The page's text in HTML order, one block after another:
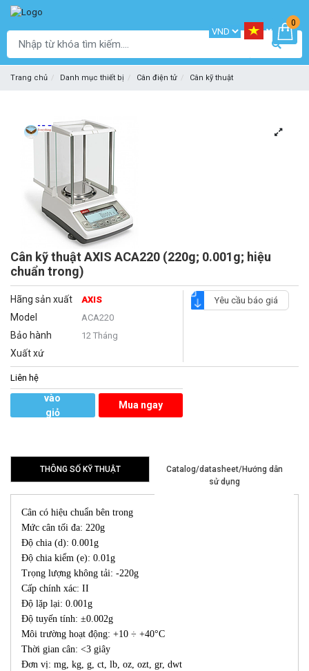
0
Trang chủ Danh mục thiết bị Cân điện tử Cân kỹ thuật
Cân kỹ thuật AXIS ACA220 (220g; 0.001g; hiệu
chuẩn trong)
Hãng sản xuất AXIS
Model ACA220
Bảo hành 12 Tháng
Xuất xứ
Yêu cầu báo giá
Liên hệ
vào
giỏ
Mua ngay
THÔNG SỐ KỸ THUẬT
Catalog/datasheet/Hướng dẫn
sử dụng
Cân có hiệu chuẩn bên trong
Mức cân tối đa: 220g
Độ chia (d): 0.001g
Độ chia kiểm (e): 0.01g
Trọng lượng không tải: -220g
Cấp chính xác: II
Độ lặp lại: 0.001g
Độ tuyến tính: ±0.002g
Môi trường hoạt động: +10 ÷ +40°C
Thời gian cân: <3 giây
Đơn vị: mg, kg, g, ct, lb, oz, ozt, gr, dwt